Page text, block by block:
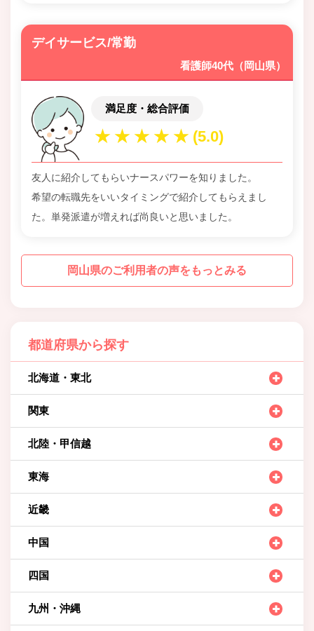
デイサービス/常勤
看護師40代（岡山県）
満足度・総合評価
友人に紹介してもらいナースパワーを知りました。
希望の転職先をいいタイミングで紹介してもらえまし
た。単発派遣が増えれば尚良いと思いました。
岡山県のご利用者の声をもっとみる
都道府県から探す
北海道・東北
関東
北陸・甲信越
東海
近畿
中国
四国
九州・沖縄